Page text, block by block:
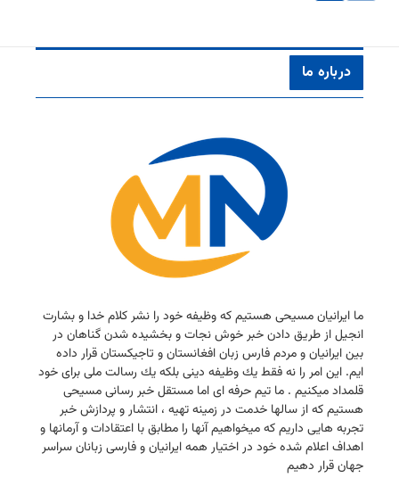
درباره ما
ما ایرانیان مسیحی هستیم كه وظیفه خود را نشر كلام خدا و بشارت
انجیل از طریق دادن خبر خوش نجات و بخشیده شدن گناهان در
بین ایرانیان و مردم فارس زبان افغانستان و تاجیكستان قرار داده
ایم. این امر را نه فقط یك وظیفه دینی بلكه یك رسالت ملی برای خود
قلمداد میكنیم . ما تیم حرفه ای اما مستقل خبر رسانی مسیحی
هستیم كه از سالها خدمت در زمینه تهیه ، انتشار و پردازش خبر
تجربه هایی داریم كه میخواهیم آنها را مطابق با اعتقادات و آرمانها و
اهداف اعلام شده خود در اختیار همه ایرانیان و فارسی زبانان سراسر
جهان قرار دهیم